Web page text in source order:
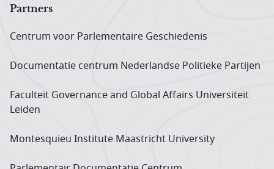
Partners
Centrum voor Parlementaire Geschiedenis
Documentatie centrum Neder­landse Politieke Partijen
Faculteit Governance and Global Affairs Universiteit
Leiden
Montesquieu Institute Maastricht University